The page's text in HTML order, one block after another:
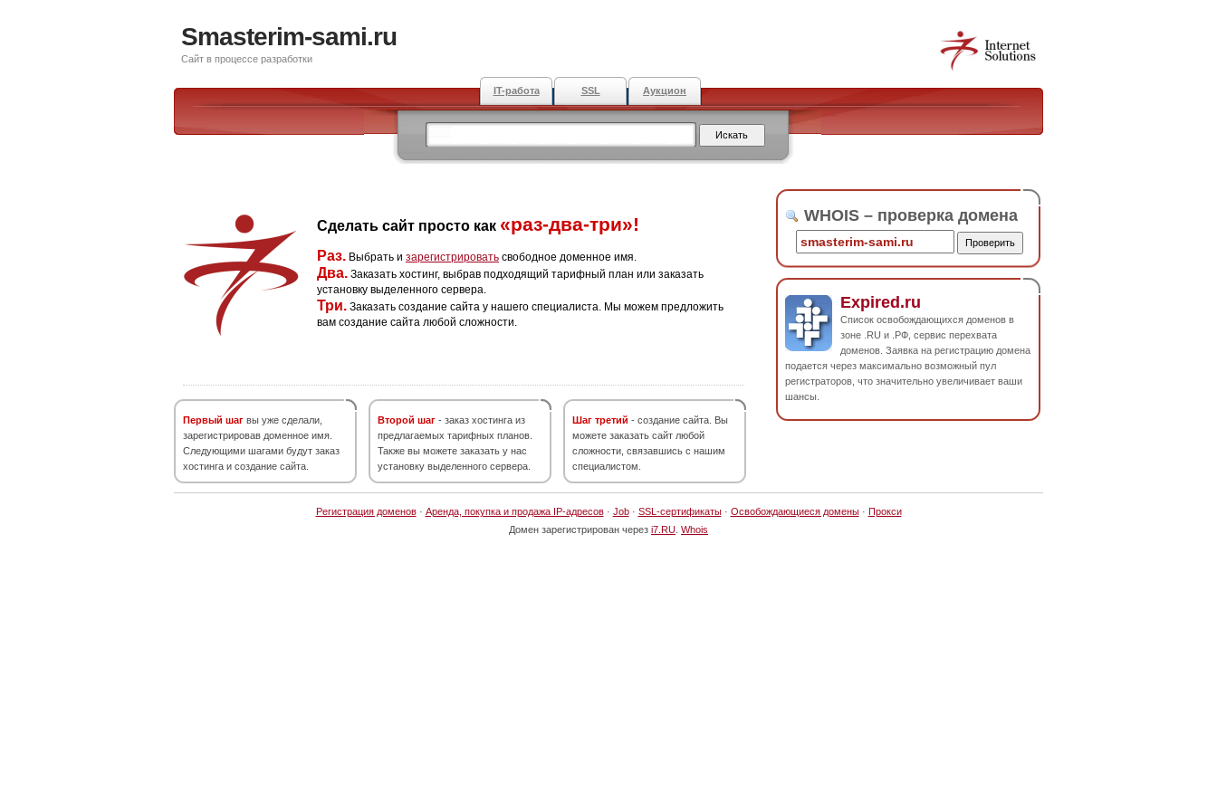
Smasterim-sami.ru
Сайт в процессе разработки
IT-работа SSL Аукцион
Сделать сайт просто как «раз-два-три»!
Раз. Выбрать и зарегистрировать свободное доменное имя.
Два. Заказать хостинг, выбрав подходящий тарифный план или заказать
установку выделенного сервера.
Три. Заказать создание сайта у нашего специалиста. Мы можем предложить
вам создание сайта любой сложности.
Первый шаг вы уже сделали,
зарегистрировав доменное имя.
Следующими шагами будут заказ
хостинга и создание сайта.
Второй шаг - заказ хостинга из
предлагаемых тарифных планов.
Также вы можете заказать у нас
установку выделенного сервера.
Шаг третий - создание сайта. Вы
можете заказать сайт любой
сложности, связавшись с нашим
специалистом.
WHOIS – проверка домена
Expired.ru
Список освобождающихся доменов в
зоне .RU и .РФ, сервис перехвата
доменов. Заявка на регистрацию домена
подается через максимально возможный пул
регистраторов, что значительно увеличивает ваши
шансы.
Регистрация доменов· Аренда, покупка и продажа IP-адресов· Job· SSL-сертификаты· Освобождающиеся домены· Прокси
Домен зарегистрирован через i7.RU Whois